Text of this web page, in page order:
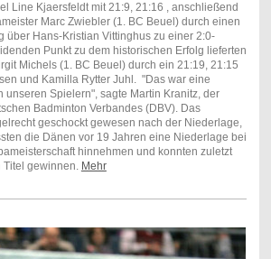
Line Kjaersfeldt mit 21:9, 21:16 , anschließend
Marc Zwiebler (1. BC Beuel) durch einen
über Hans-Kristian Vittinghus zu einer 2:0-
Punkt zu dem historischen Erfolg lieferten
Michels (1. BC Beuel) durch ein 21:19, 21:15
und Kamilla Rytter Juhl. "Das war eine
unseren Spielern", sagte Martin Kranitz, der
Badminton Verbandes (DBV). Das
geschockt gewesen nach der Niederlage,
die Dänen vor 19 Jahren eine Niederlage bei
hinnehmen und konnten zuletzt
Titel gewinnen. Mehr